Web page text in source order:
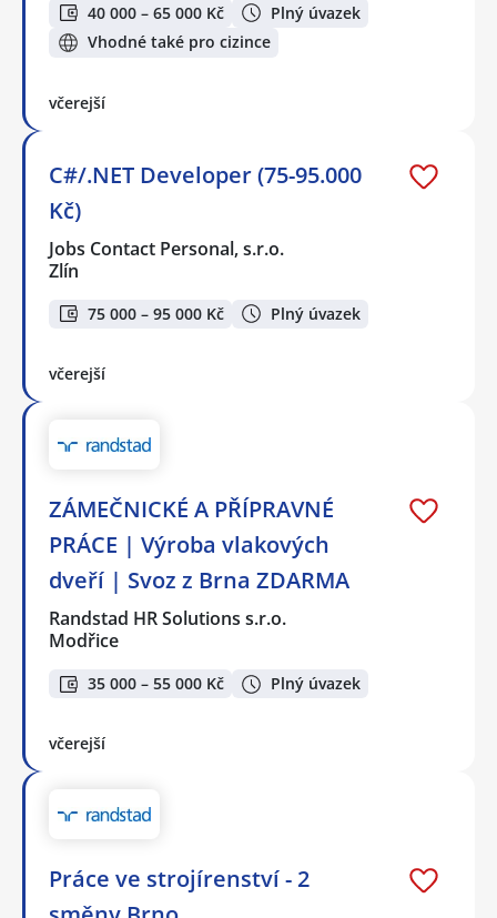
40 000 – 65 000 Kč
Plný úvazek
Vhodné také pro cizince
včerejší
C#/.NET Developer (75-95.000
Kč)
Jobs Contact Personal, s.r.o.
Zlín
75 000 – 95 000 Kč Plný úvazek
včerejší
ZÁMEČNICKÉ A PŘÍPRAVNÉ
PRÁCE | Výroba vlakových
dveří | Svoz z Brna ZDARMA
Randstad HR Solutions s.r.o.
Modřice
35 000 – 55 000 Kč Plný úvazek
včerejší
Práce ve strojírenství - 2